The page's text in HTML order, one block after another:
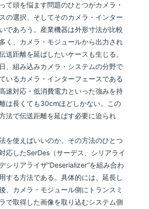
て頭を悩ます問題のひとつがカメラ・
の選択、そしてそのカメラ・インター
であろう。産業機器は外形寸法が比較
く、カメラ・モジュールから出力され
送距離を延ばしたいケースも生じる。
、組み込みカメラ・システムの分野で
いるカメラ・インターフェースである
速対応・低消費電力といった強みを持
は長くても30cmほどしかない。この
法で伝送距離を延ばす必要に迫られ
を使えばいいのか。その方法のひとつ
応したSerDes（サーデス、シリアライ
シリアライザ”Deserializer”を組み合わ
する方法である。具体的には、延長し
、カメラ・モジュール側にトランスミ
で取得した画像を取り込むシステム側